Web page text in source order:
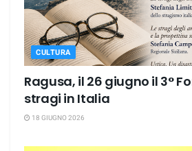
CULTURA
Ragusa, il 26 giugno il 3°
stragi in Italia
18 GIUGNO 2026